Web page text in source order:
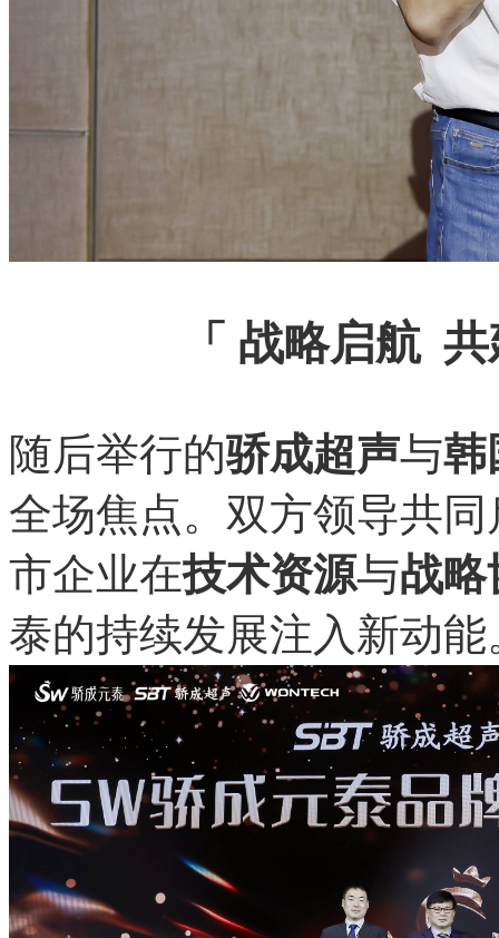
「 战略启航
随后举行的骄成超声与韩
全场焦点。双方领导共
市企业在技术资源与战略
泰的持续发展注入新动能